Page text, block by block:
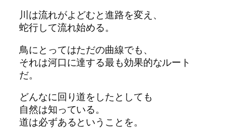
川は流れがよどむと進路を変え、
蛇行して流れ始める。
鳥にとってはただの曲線でも、
それは河口に達する最も効果的なルート
だ。
どんなに回り道をしたとしても
自然は知っている。
道は必ずあるということを。